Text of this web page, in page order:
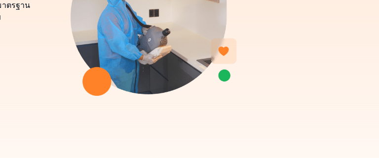
ความสะอาดบ้าน (รายเดือน)
การทำความสะอาดบ้านเป็นประจำทุก
เดือน ดูแลความสะอาดอย่างต่อเนื่อง
ทำความสะอาดแบบเจาะลึก
ทำความสะอาดบ้านอย่างละเอียดทุกซอกทุก
ทำความสะอาดโซฟา ผ้าม่าน ที่นอน พรม
ตรฐาน